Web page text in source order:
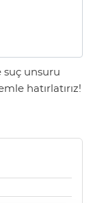
suç unsuru
hatırlatırız!